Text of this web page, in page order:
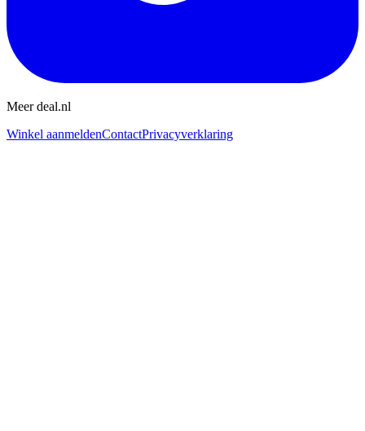
Meer deal.nl
Winkel aanmeldenContactPrivacyverklaring